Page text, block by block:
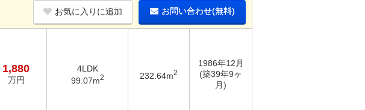
お気に入りに追加 お問い合わせ(無料)
1,880
万円
4LDK
99.07m2 232.64m2
1986年12月
(築39年9ヶ
月)